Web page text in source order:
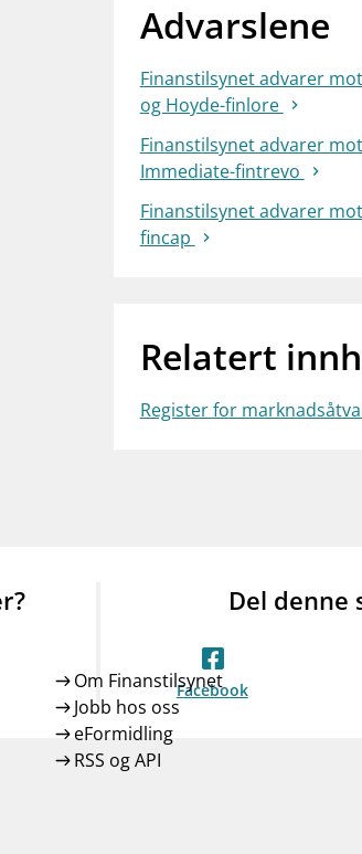
Advarslene
Finanstilsynet advarer
og Hoyde-finlore
Finanstilsynet advarer
Immediate-fintrevo
Finanstilsynet advarer
fincap
Relatert
Register for
Del denne
Facebook
Om Finanstilsynet
Jobb hos oss
eFormidling
RSS og API